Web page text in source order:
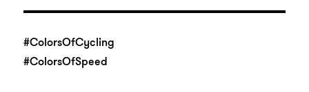
#ColorsOfCycling
#ColorsOfSpeed